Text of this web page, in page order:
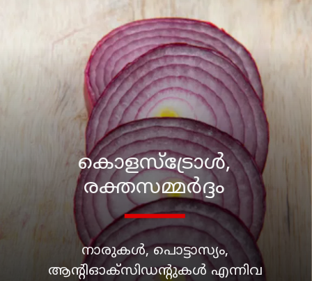
നാരുകള്‍, പൊട്ടാസ്യം,
ആന്റിഓക്സിഡന്റുകള്‍ എന്നിവ
കൊളസ്‌ട്രോള്‍,
രക്തസമ്മര്‍ദ്ദം